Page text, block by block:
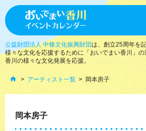
公益財団法人 中條文化振興財団は、創立25周年を
様々な文化を応援するために「おいでまい香川」の
香川の様々な文化発展を応援。
アーティスト一覧 岡本房子
岡本房子